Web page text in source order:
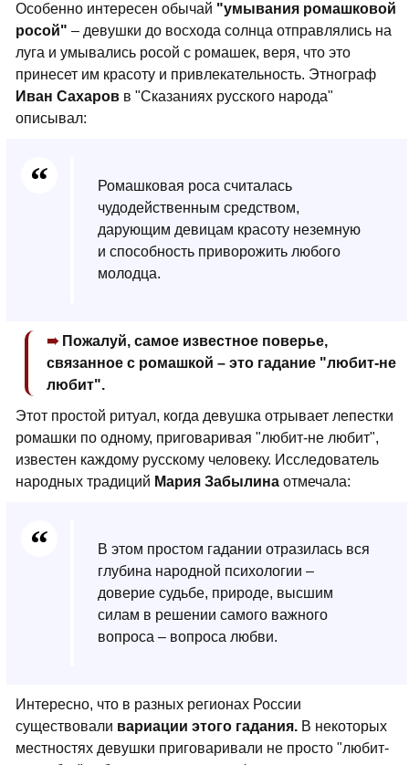
Особенно интересен обычай "умывания ромашковой
росой" – девушки до восхода солнца отправлялись на
луга и умывались росой с ромашек, веря, что это
принесет им красоту и привлекательность. Этнограф
Иван Сахаров в "Сказаниях русского народа"
описывал:
Ромашковая роса считалась
чудодейственным средством,
дарующим девицам красоту неземную
и способность приворожить любого
молодца.
Пожалуй, самое известное поверье,
связанное с ромашкой – это гадание "любит-не
любит".
Этот простой ритуал, когда девушка отрывает лепестки
ромашки по одному, приговаривая "любит-не любит",
известен каждому русскому человеку. Исследователь
народных традиций Мария Забылина отмечала:
В этом простом гадании отразилась вся
глубина народной психологии –
доверие судьбе, природе, высшим
силам в решении самого важного
вопроса – вопроса любви.
Интересно, что в разных регионах России
существовали вариации этого гадания. В некоторых
местностях девушки приговаривали не просто "любит-